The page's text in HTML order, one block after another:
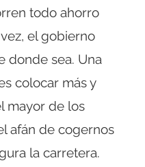
todo ahorro
el gobierno
donde sea. Una
colocar más y
mayor de los
afán de cogernos
la carretera.